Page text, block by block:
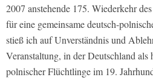
2007 anstehende 175. Wiederkehr
für eine gemeinsame deutsch-
stieß ich auf Unverständnis und
Veranstaltung, in der Deutschland als
polnischer Flüchtlinge im 19.